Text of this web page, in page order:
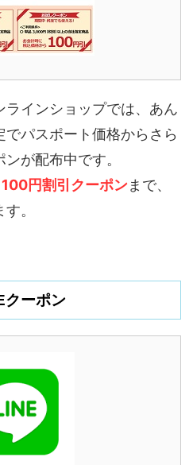
インショップでは、あん
でパスポート価格からさら
が配布中です。
円割引クーポンまで、
。
クーポン